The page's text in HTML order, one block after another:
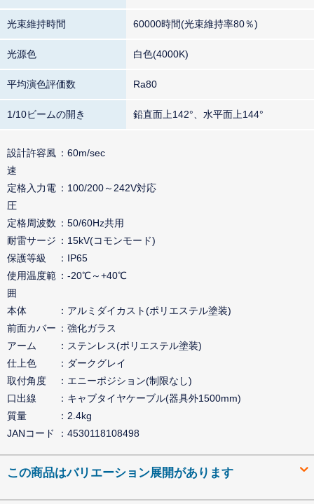
光束維持時間 60000時間(光束維持率80％)
光源色 白色(4000K)
平均演色評価数 Ra80
1/10ビームの開き 鉛直面上142°、水平面上144°
設計許容風
速
60m/sec
定格入力電
圧
100/200～242V対応
定格周波数
50/60Hz共用
耐雷サージ
15kV(コモンモード)
保護等級
IP65
使用温度範
囲
-20℃～+40℃
本体
アルミダイカスト(ポリエステル塗装)
前面カバー
強化ガラス
アーム
ステンレス(ポリエステル塗装)
仕上色
ダークグレイ
取付角度
エニーポジション(制限なし)
口出線
キャブタイヤケーブル(器具外1500mm)
質量
2.4kg
JANコード
4530118108498
この商品はバリエーション展開があります